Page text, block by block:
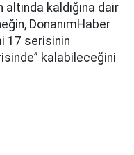
kaldığına dair
DonanımHaber
17 serisinin
kalabileceğini